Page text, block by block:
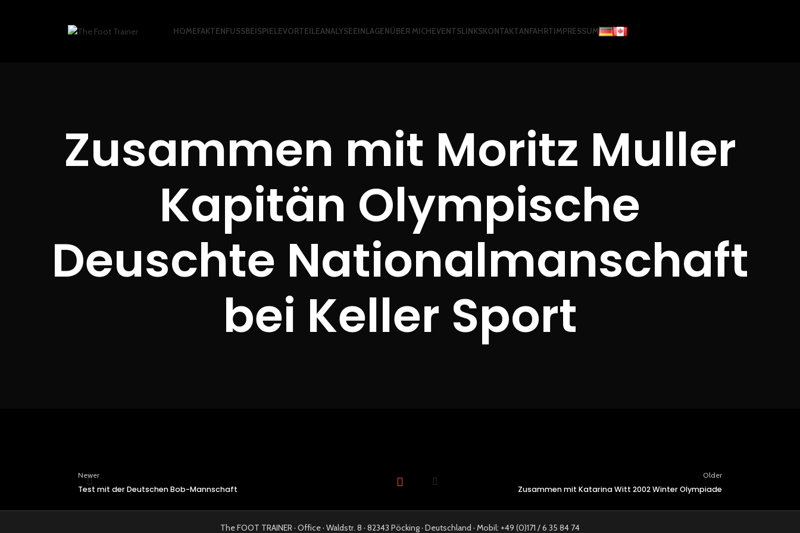
HOMEFAKTENFUSSBEISPIELE VORTEILEANALYSEEINLAGENÜBER MICHEVENTSLINKSKONTAKTANFAHRTIMPRESSUM
Zusammen mit Moritz Muller
Kapitän Olympische
Deuschte Nationalmanschaft
bei Keller Sport
Newer
Test mit der Deutschen Bob-Mannschaft
Older
Zusammen mit Katarina Witt 2002 Winter Olympiade
The FOOT TRAINER · Office · Waldstr. 8 · 82343 Pöcking · Deutschland · Mobil: +49 (0)171 / 6 35 84 74